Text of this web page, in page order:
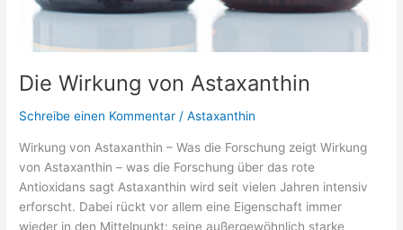
Die Wirkung von Astaxanthin
Schreibe einen Kommentar /Astaxanthin
Wirkung von Astaxanthin – Was die Forschung zeigt Wirkung
von Astaxanthin – was die Forschung über das rote
Antioxidans sagt Astaxanthin wird seit vielen Jahren intensiv
erforscht. Dabei rückt vor allem eine Eigenschaft immer
wieder in den Mittelpunkt: seine außergewöhnlich starke